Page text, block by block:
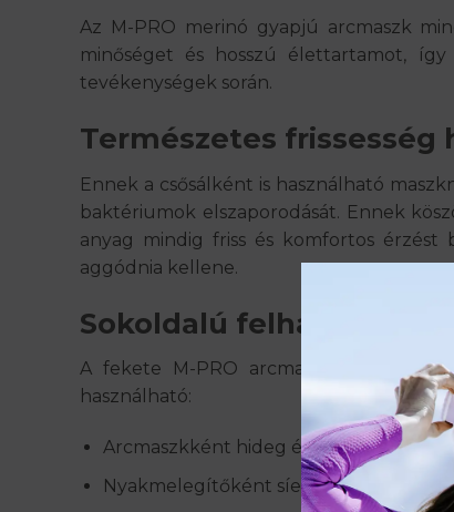
Az M-PRO merinó gyapjú arcmaszk
minőséget és hosszú élettartamot,
tevékenységek során.
Természetes frissesség
Ennek a csősálként is használható maszk
baktériumok elszaporodását. Ennek
anyag mindig friss és komfortos
aggódnia kellene.
Sokoldalú felhasználás
A fekete M-PRO arcmaszk uniszex
használható:
Arcmaszkként hideg és szeles időben
Nyakmelegítőként síelés vagy túrázás